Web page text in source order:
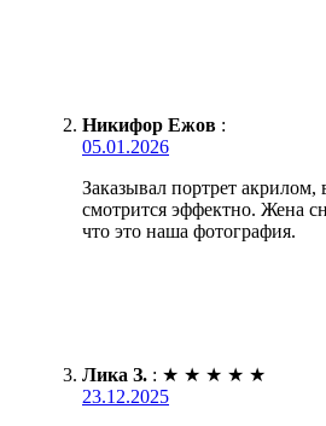
Никифор Ежов :
05.01.2026
Заказывал портрет
смотрится эффектно. Жена
что это наша фотография.
Лика З. : ★ ★ ★ ★ ★
23.12.2025